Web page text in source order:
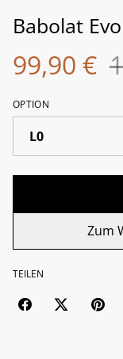
Babolat
99,90 €
OPTION
Zum
TEILEN